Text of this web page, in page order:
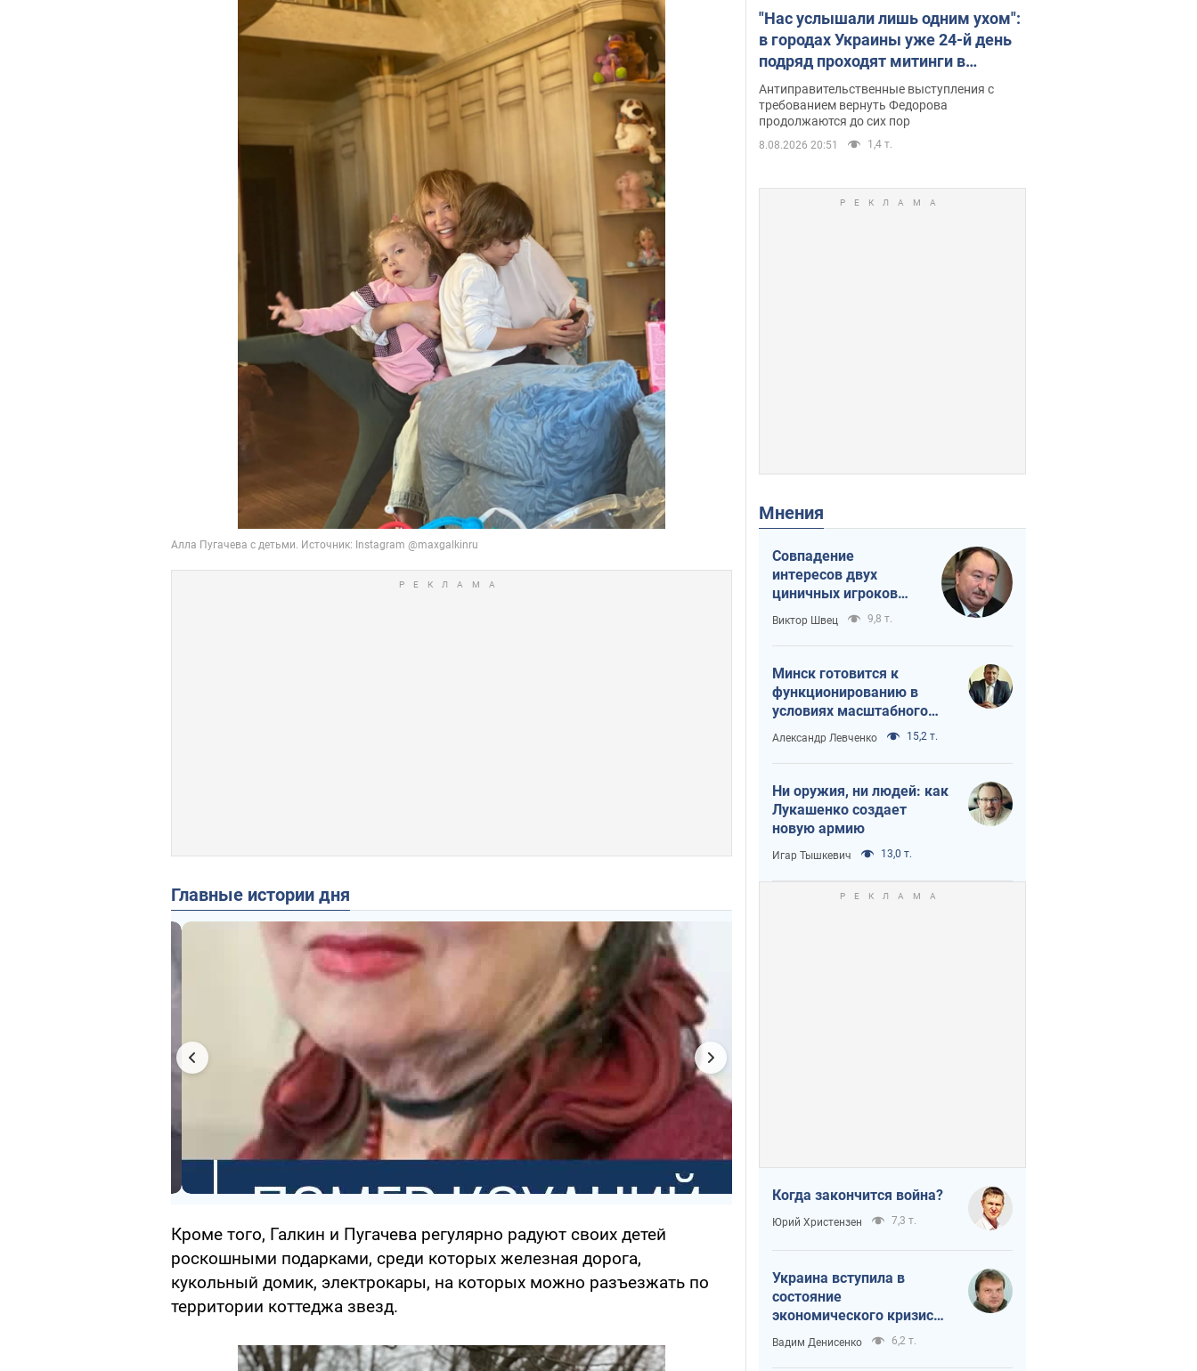
Главные истории дня
Кроме того, Галкин и Пугачева регулярно радуют своих детей
роскошными подарками, среди которых железная дорога,
кукольный домик, электрокары, на которых можно разъезжать по
территории коттеджа звезд.
"Нас услышали лишь одним ухом":
в городах Украины уже 24-й день
подряд проходят митинги в
поддержку Федорова. Фото и
видео
Антиправительственные выступления с
требованием вернуть Федорова
продолжаются до сих пор
8.08.2026 20:51 1,4 т.
Мнения
Совпадение
интересов двух
циничных игроков
или тайный план
Трампа и Путина?
Виктор Швец 9,8 т.
Минск готовится к
функционированию в
условиях масштабного
военного кризиса
Александр Левченко 15,2 т.
Ни оружия, ни людей: как
Лукашенко создает
новую армию
Игар Тышкевич 13,0 т.
Когда закончится война?
Юрий Христензен 7,3 т.
Украина вступила в
состояние
экономического кризиса.
Есть ли свет в конце
туннеля?
Вадим Денисенко 6,2 т.